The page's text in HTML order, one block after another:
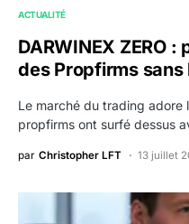
ACTUALITÉ
DARWINEX ZERO
des Propfirms sans
Le marché du trading adore
propfirms ont surfé dessus
par Christopher LFT 13 juillet